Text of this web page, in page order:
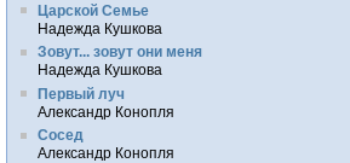
Царской Семье
Надежда Кушкова
Зовут... зовут они меня
Надежда Кушкова
Первый луч
Александр Конопля
Сосед
Александр Конопля